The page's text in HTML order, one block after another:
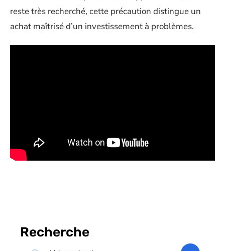
reste très recherché, cette précaution distingue un
achat maîtrisé d’un investissement à problèmes.
Recherche